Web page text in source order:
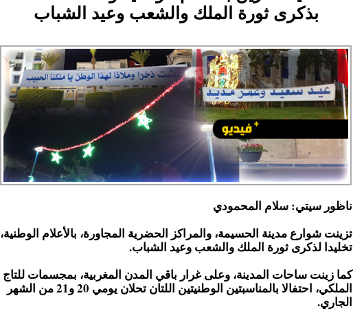
بذكرى ثورة الملك والشعب وعيد الشباب
ناظور سيتي: سلام المحمودي
تزينت شوارع مدينة الحسيمة، والمراكز الحضرية المجاورة، بالأعلام الوطنية،
تخليدا لذكرى ثورة الملك والشعب وعيد الشباب.
كما زينت ساحات المدينة، وعلى غرار باقي المدن المغربية، بمجسمات للتاج
الملكي، احتفالا بالمناسبتين الوطنيتين اللتان تحلان يومي 20 و21 من الشهر
الجاري.